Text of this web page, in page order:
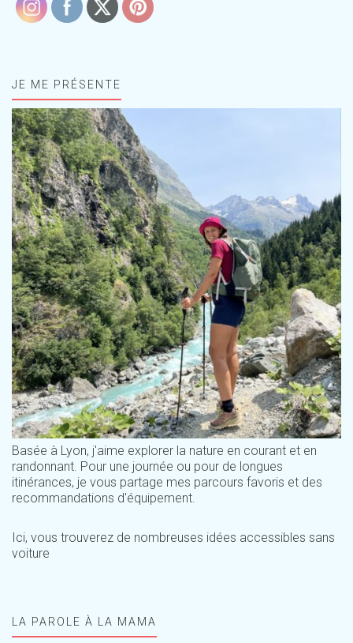
JE ME PRÉSENTE
Basée à Lyon, j'aime explorer la nature en courant et en
randonnant. Pour une journée ou pour de longues
itinérances, je vous partage mes parcours favoris et des
recommandations d'équipement.
Ici, vous trouverez de nombreuses idées accessibles sans
voiture
LA PAROLE À LA MAMA